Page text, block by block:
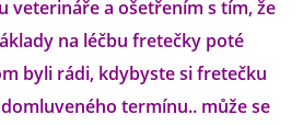
veterináře a ošetřením s tím, že
na léčbu fretečky poté
byli rádi, kdybyste si fretečku
termínu.. může se